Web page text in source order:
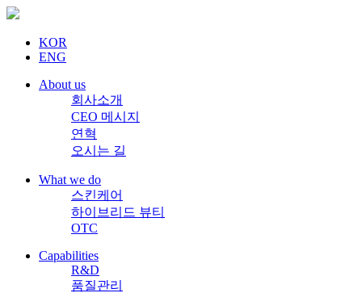
KOR
ENG
About us
회사소개
CEO 메시지
연혁
오시는 길
What we do
스킨케어
하이브리드 뷰티
OTC
Capabilities
R&D
품질관리